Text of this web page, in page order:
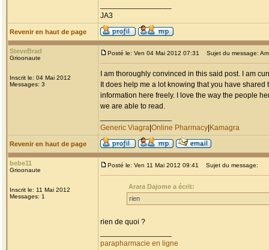
JA3
Revenir en haut de page
SteveBrad
Grioonaute
Inscrit le: 04 Mai 2012
Messages: 3
Posté le: Ven 04 Mai 2012 07:31 Sujet du message:
I am thoroughly convinced in this said post. I am
It does help me a lot knowing that you have shared
information here freely. I love the way the people
we are able to read.
Generic Viagra Online Pharmacy Kamagra
Revenir en haut de page
bebe11
Grioonaute
Inscrit le: 11 Mai 2012
Messages: 1
Posté le: Ven 11 Mai 2012 09:41 Sujet du message:
Arara Dajome a écrit:
rien
rien de quoi ?
parapharmacie en ligne